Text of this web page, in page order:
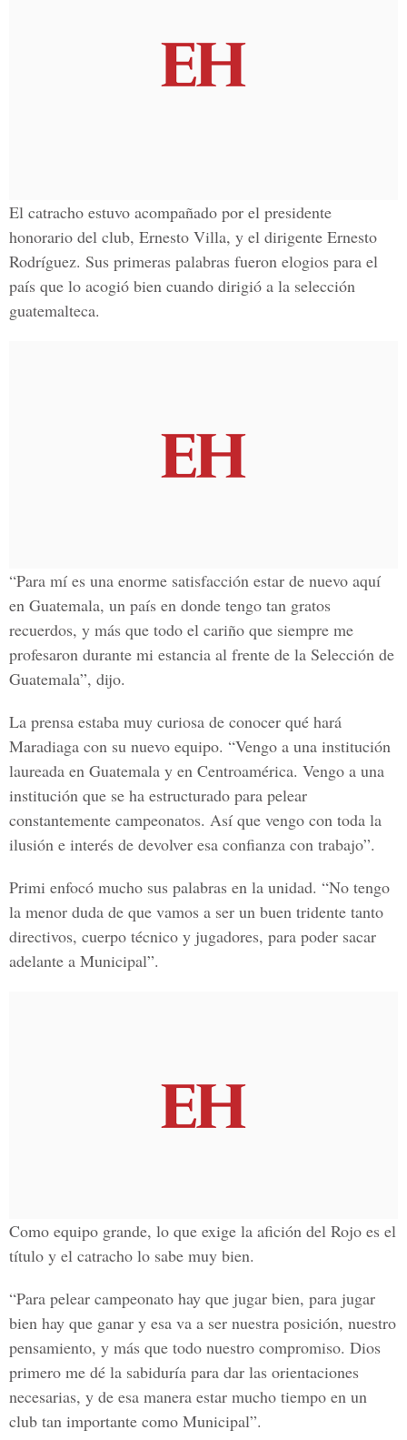
El catracho estuvo acompañado por el presidente
honorario del club, Ernesto Villa, y el dirigente Ernesto
Rodríguez. Sus primeras palabras fueron elogios para el
país que lo acogió bien cuando dirigió a la selección
guatemalteca.
“Para mí es una enorme satisfacción estar de nuevo aquí
en Guatemala, un país en donde tengo tan gratos
recuerdos, y más que todo el cariño que siempre me
profesaron durante mi estancia al frente de la Selección de
Guatemala”, dijo.
La prensa estaba muy curiosa de conocer qué hará
Maradiaga con su nuevo equipo. “Vengo a una institución
laureada en Guatemala y en Centroamérica. Vengo a una
institución que se ha estructurado para pelear
constantemente campeonatos. Así que vengo con toda la
ilusión e interés de devolver esa confianza con trabajo”.
Primi enfocó mucho sus palabras en la unidad. “No tengo
la menor duda de que vamos a ser un buen tridente tanto
directivos, cuerpo técnico y jugadores, para poder sacar
adelante a Municipal”.
Como equipo grande, lo que exige la afición del Rojo es el
título y el catracho lo sabe muy bien.
“Para pelear campeonato hay que jugar bien, para jugar
bien hay que ganar y esa va a ser nuestra posición, nuestro
pensamiento, y más que todo nuestro compromiso. Dios
primero me dé la sabiduría para dar las orientaciones
necesarias, y de esa manera estar mucho tiempo en un
club tan importante como Municipal”.